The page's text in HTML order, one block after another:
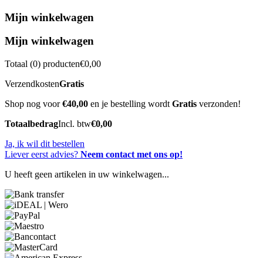
Mijn winkelwagen
Mijn winkelwagen
Totaal (0) producten€0,00
VerzendkostenGratis
Shop nog voor€40,00 en je bestelling wordt Gratis verzonden!
TotaalbedragIncl. btw€0,00
Ja, ik wil dit bestellen
Liever eerst advies? Neem contact met ons op!
U heeft geen artikelen in uw winkelwagen...